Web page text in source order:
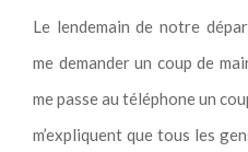
Le lendemain de notre
me demander un coup de
me passe au téléphone un
m’expliquent que tous les